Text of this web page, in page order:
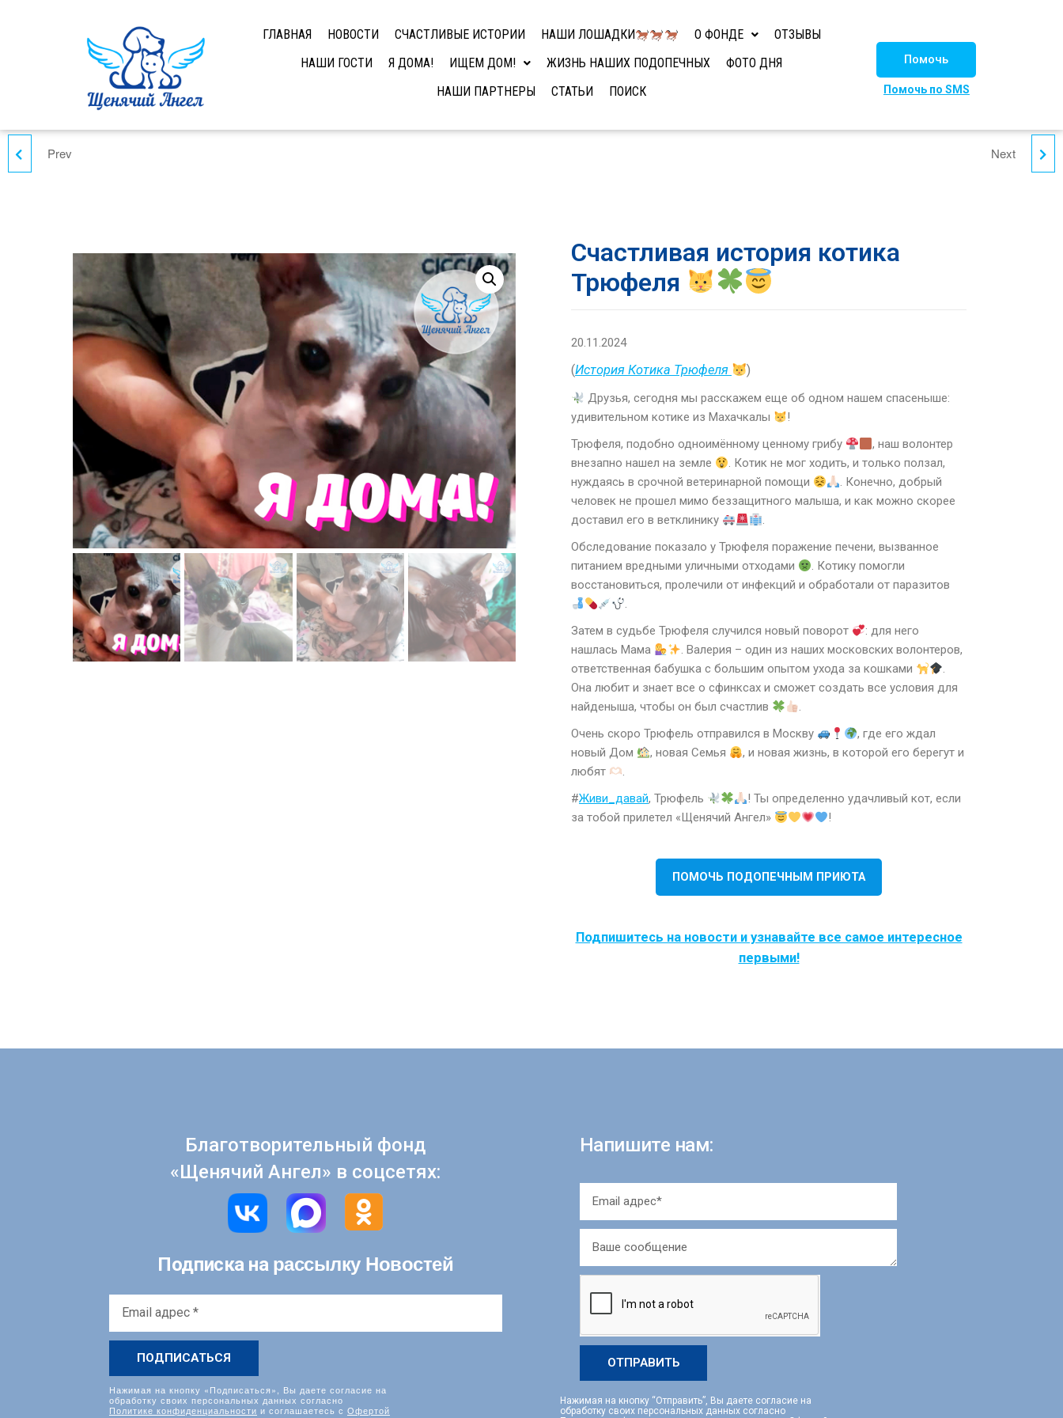
ГЛАВНАЯ НОВОСТИ СЧАСТЛИВЫЕ ИСТОРИИ НАШИ ЛОШАДКИ О ФОНДЕ
ОТЗЫВЫ
НАШИ ГОСТИ
Я ДОМА! ИЩЕМ ДОМ! ЖИЗНЬ НАШИХ ПОДОПЕЧНЫХ
ФОТО ДНЯ
НАШИ ПАРТНЕРЫ
СТАТЬИ ПОИСК
Помочь
Помочь по SMS
СОНЯ ДОМА
Prev НИНО ИЩЕТ СЕМЬЮ
Next
Счастливая история котика
Трюфеля
20.11.2024
(История Котика Трюфеля )
Друзья, сегодня мы расскажем еще об одном нашем спасеныше:
удивительном котике из Махачкалы
!
Трюфеля, подобно одноимённому ценному грибу
, наш волонтер
внезапно нашел на земле
. Котик не мог ходить, и только ползал,
нуждаясь в срочной ветеринарной помощи
. Конечно, добрый
человек не прошел мимо беззащитного малыша, и как можно скорее
доставил его в ветклинику
.
Обследование показало у Трюфеля поражение печени, вызванное
питанием вредными уличными отходами
. Котику помогли
восстановиться, пролечили от инфекций и обработали от паразитов
.
Затем в судьбе Трюфеля случился новый поворот
: для него
нашлась Мама
. Валерия – один из наших московских волонтеров,
ответственная бабушка с большим опытом ухода за кошками
.
Она любит и знает все о сфинксах и сможет создать все условия для
найденыша, чтобы он был счастлив
.
Очень скоро Трюфель отправился в Москву
, где его ждал
новый Дом
, новая Семья
, и новая жизнь, в которой его берегут и
любят
.
#Живи_давай, Трюфель
! Ты определенно удачливый кот, если
за тобой прилетел «Щенячий Ангел»
!
ПОМОЧЬ ПОДОПЕЧНЫМ ПРИЮТА
Подпишитесь на новости и узнавайте все самое интересное
первыми!
Благотворительный фонд
«Щенячий Ангел» в соцсетях:
Подписка на рассылку Новостей
Email
адрес
*
Нажимая на кнопку «Подписаться», Вы даете согласие на
обработку своих персональных данных согласно
Политике конфиденциальности и соглашаетесь с Офертой
Напишите нам:
ОТПРАВИТЬ
Нажимая на кнопку “Отправить”, Вы даете согласие на
обработку своих персональных данных согласно